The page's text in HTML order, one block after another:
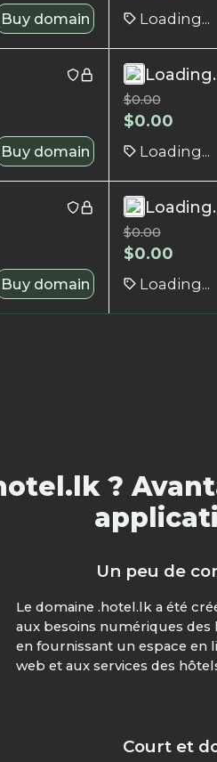
Buy domain Loading...
Buy domain
$0.00
$0.00
Loading...
Buy domain
$0.00
$0.00
Loading...
?
Un peu de
Le domaine .hotel.lk a été
aux besoins numériques des
en fournissant un espace en
web et aux services des
Court et